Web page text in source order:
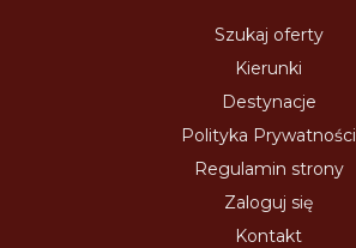
Szukaj oferty
Kierunki
Destynacje
Polityka Prywatności
Regulamin strony
Zaloguj się
Kontakt